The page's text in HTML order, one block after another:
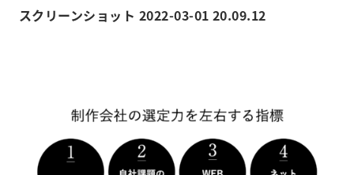
スクリーンショット 2022-03-01 20.09.12